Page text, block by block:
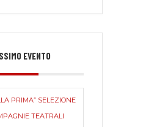
EVENTO
PRIMA” SELEZIONE
TEATRALI